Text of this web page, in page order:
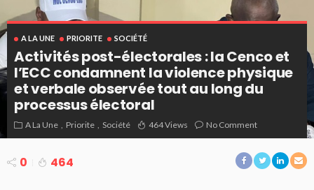
A LA UNE PRIORITE SOCIÉTÉ
Activités post-électorales : la Cenco et
l’ECC condamnent la violence physique
et verbale observée tout au long du
processus électoral
A La Une Priorite Société 464 Views No Comment
0 464